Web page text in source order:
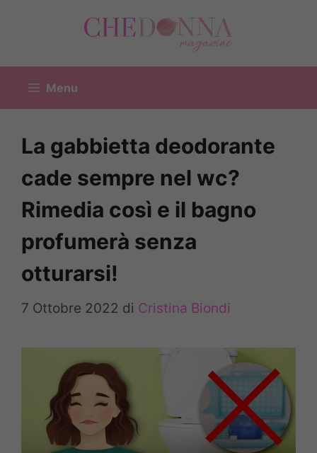
Menu
La gabbietta deodorante
cade sempre nel wc?
Rimedia così e il bagno
profumerà senza
otturarsi!
7 Ottobre 2022 di Cristina Biondi